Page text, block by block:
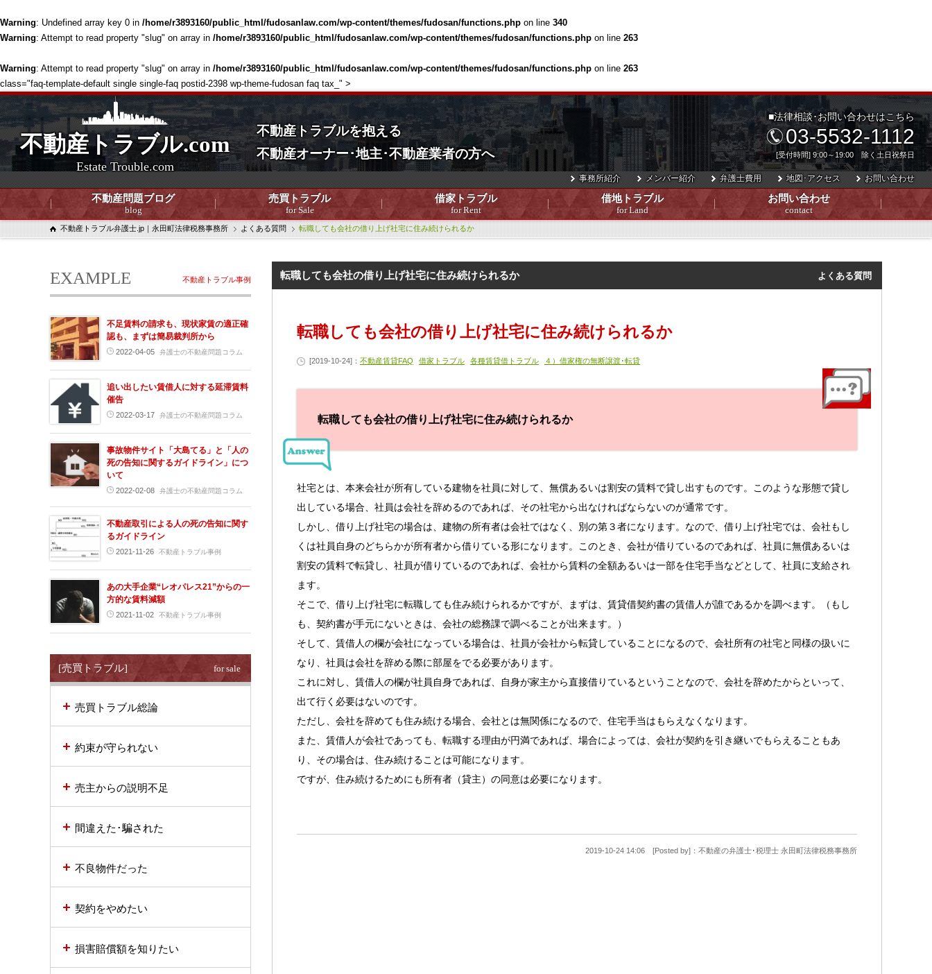
Warning: Undefined array key 0 in /home/r3893160/public_html/fudosanlaw.com/wp-content/themes/fudosan/functions.php on line 340
Warning: Attempt to read property "slug" on array in /home/r3893160/public_html/fudosanlaw.com/wp-content/themes/fudosan/functions.php on line 263
Warning: Attempt to read property "slug" on array in /home/r3893160/public_html/fudosanlaw.com/wp-content/themes/fudosan/functions.php on line 263
class="faq-template-default single single-faq postid-2398 wp-theme-fudosan faq tax_" >
不動産トラブル.com
Estate Trouble.com
不動産トラブルを抱える
不動産オーナー･地主･不動産業者の方へ
不動産問題ブログ
blog
売買トラブル
for Sale
借家トラブル
for Rent
借地トラブル
for Land
お問い合わせ
contact
事務所紹介 メンバー紹介 弁護士費用 地図･アクセス お問い合わせ
■法律相談･お問い合わせはこちら
03-5532-1112
[受付時間] 9:00～19:00 除く土日祝祭日
不動産トラブル弁護士.jp｜永田町法律税務事務所 よくある質問 転職しても会社の借り上げ社宅に住み続けられるか
転職しても会社の借り上げ社宅に住み続けられるか よくある質問
転職しても会社の借り上げ社宅に住み続けられるか
[2019-10-24]： 不動産賃貸FAQ 借家トラブル 各種賃貸借トラブル ４）借家権の無断譲渡･転貸
転職しても会社の借り上げ社宅に住み続けられるか
社宅とは、本来会社が所有している建物を社員に対して、無償あるいは割安の賃料で貸し出すものです。このような形態で貸し
出している場合、社員は会社を辞めるのであれば、その社宅から出なければならないのが通常です。
しかし、借り上げ社宅の場合は、建物の所有者は会社ではなく、別の第３者になります。なので、借り上げ社宅では、会社もし
くは社員自身のどちらかが所有者から借りている形になります。このとき、会社が借りているのであれば、社員に無償あるいは
割安の賃料で転貸し、社員が借りているのであれば、会社から賃料の全額あるいは一部を住宅手当などとして、社員に支給され
ます。
そこで、借り上げ社宅に転職しても住み続けられるかですが、まずは、賃貸借契約書の賃借人が誰であるかを調べます。（もし
も、契約書が手元にないときは、会社の総務課で調べることが出来ます。）
そして、賃借人の欄が会社になっている場合は、社員が会社から転貸していることになるので、会社所有の社宅と同様の扱いに
なり、社員は会社を辞める際に部屋をでる必要があります。
これに対し、賃借人の欄が社員自身であれば、自身が家主から直接借りているということなので、会社を辞めたからといって、
出て行く必要はないのです。
ただし、会社を辞めても住み続ける場合、会社とは無関係になるので、住宅手当はもらえなくなります。
また、賃借人が会社であっても、転職する理由が円満であれば、場合によっては、会社が契約を引き継いでもらえることもあ
り、その場合は、住み続けることは可能になります。
ですが、住み続けるためにも所有者（貸主）の同意は必要になります。
2019-10-24 14:06 [Posted by]：不動産の弁護士･税理士 永田町法律税務事務所
不動産トラブル事例
EXAMPLE
不足賃料の請求も、現状家賃の適正確
認も、まずは簡易裁判所から
2022-04-05 弁護士の不動産問題コラム
追い出したい賃借人に対する延滞賃料
催告
2022-03-17 弁護士の不動産問題コラム
事故物件サイト「大島てる」と「人の
死の告知に関するガイドライン」につ
いて
2022-02-08 弁護士の不動産問題コラム
不動産取引による人の死の告知に関す
るガイドライン
2021-11-26 不動産トラブル事例
あの大手企業“レオパレス21”からの一
方的な賃料減額
2021-11-02 不動産トラブル事例
[売買トラブル] for sale
売買トラブル総論
約束が守られない
売主からの説明不足
間違えた･騙された
不良物件だった
契約をやめたい
損害賠償額を知りたい